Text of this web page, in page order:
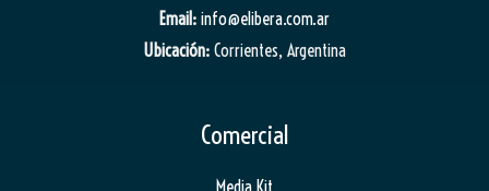
Email: info@elibera.com.ar
Ubicación: Corrientes, Argentina
Comercial